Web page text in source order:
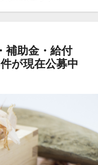
補助金・給付
現在公募中